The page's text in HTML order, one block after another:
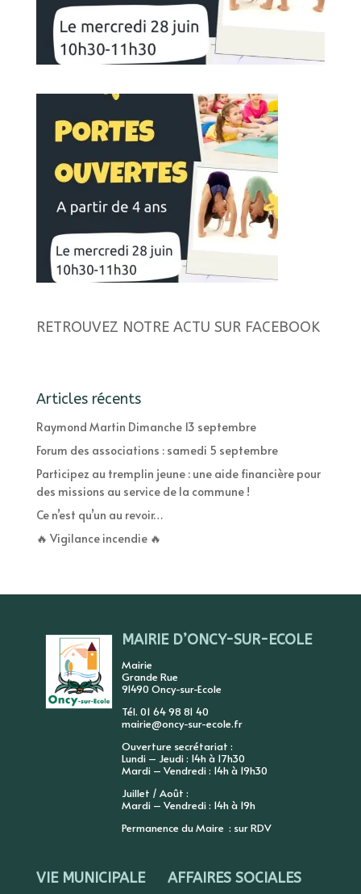
RETROUVEZ NOTRE ACTU SUR FACEBOOK
Articles récents
Raymond Martin Dimanche 13 septembre
Forum des associations : samedi 5 septembre
Participez au tremplin jeune : une aide financière pour
des missions au service de la commune !
Ce n’est qu’un au revoir…
🔥 Vigilance incendie 🔥
MAIRIE D’ONCY-SUR-ECOLE
Mairie
Grande Rue
91490 Oncy-sur-Ecole
Tél. 01 64 98 81 40
mairie@oncy-sur-ecole.fr
Ouverture secrétariat :
Lundi – Jeudi : 14h à 17h30
Mardi – Vendredi : 14h à 19h30
Juillet / Août :
Mardi – Vendredi : 14h à 19h
Permanence du Maire : sur RDV
VIE MUNICIPALE AFFAIRES SOCIALES